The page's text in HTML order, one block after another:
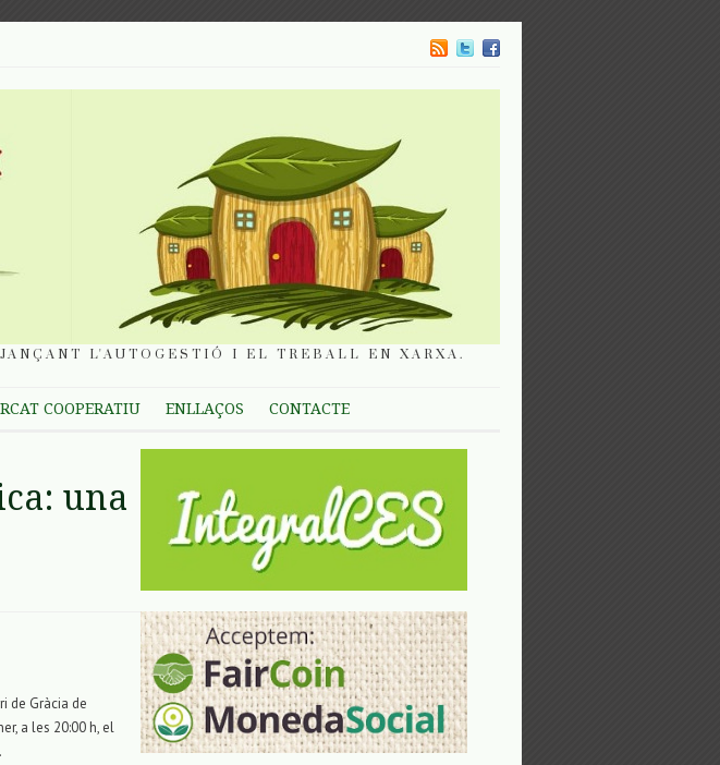
L'AUTOGESTIÓ I EL TREBALL EN XARXA.
COOPERATIU ENLLAÇOS CONTACTE
una
de Gràcia de
a les 20:00 h, el